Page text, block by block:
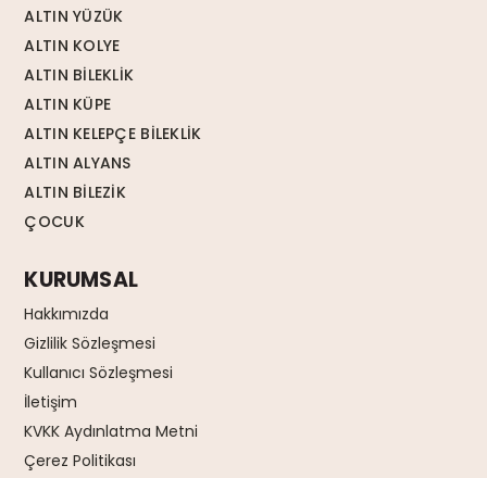
ALTIN YÜZÜK
ALTIN KOLYE
ALTIN BİLEKLİK
ALTIN KÜPE
ALTIN KELEPÇE BİLEKLİK
ALTIN ALYANS
ALTIN BİLEZİK
ÇOCUK
KURUMSAL
Hakkımızda
Gizlilik Sözleşmesi
Kullanıcı Sözleşmesi
İletişim
KVKK Aydınlatma Metni
Çerez Politikası